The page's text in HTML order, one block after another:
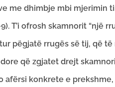
me dhimbje mbi mjerimin
T’i ofrosh skamnorit “një
pëgjatë rrugës së tij, që
që zgjatet drejt
afërsi konkrete e